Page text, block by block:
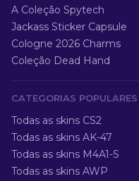
A Coleção Spytech
Jackass Sticker Capsule
Cologne 2026 Charms
Coleção Dead Hand
CATEGORIAS
Todas as skins CS2
Todas as skins AK-47
Todas as skins M4A1-S
Todas as skins AWP